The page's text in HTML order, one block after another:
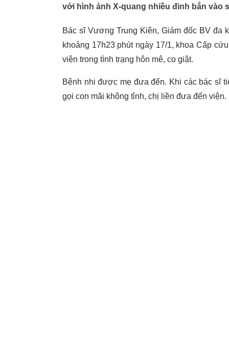
với hình ảnh X-quang nhiều đinh bắn vào
Bác sĩ Vương Trung Kiên, Giám đốc BV đa
khoảng 17h23 phút ngày 17/1, khoa Cấp
viện trong tình trạng hôn mê, co giật.
Bệnh nhi được mẹ đưa đến. Khi các bác sĩ
gọi con mãi không tỉnh, chị liền đưa đến viện.